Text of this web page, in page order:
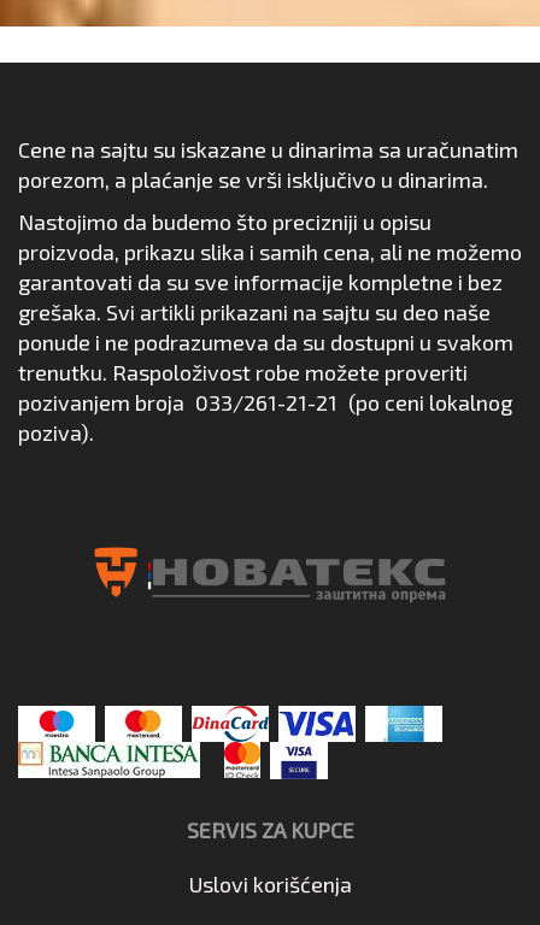
Cene na sajtu su iskazane u dinarima sa uračunatim
porezom, a plaćanje se vrši isključivo u dinarima.
Nastojimo da budemo što precizniji u opisu
proizvoda, prikazu slika i samih cena, ali ne možemo
garantovati da su sve informacije kompletne i bez
grešaka. Svi artikli prikazani na sajtu su deo naše
ponude i ne podrazumeva da su dostupni u svakom
trenutku. Raspoloživost robe možete proveriti
pozivanjem broja 033/261-21-21 (po ceni lokalnog
poziva).
SERVIS ZA KUPCE
Uslovi korišćenja